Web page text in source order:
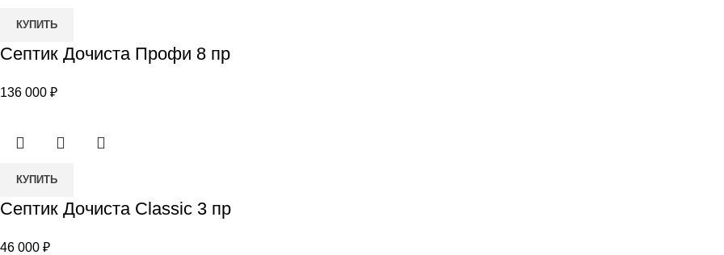
Количество
Септик
Профи
КУПИТЬ
Септик Дочиста Профи 8 пр
136 000 ₽
Количество
Септик
КУПИТЬ
Септик Дочиста Сlassic 3 пр
46 000 ₽